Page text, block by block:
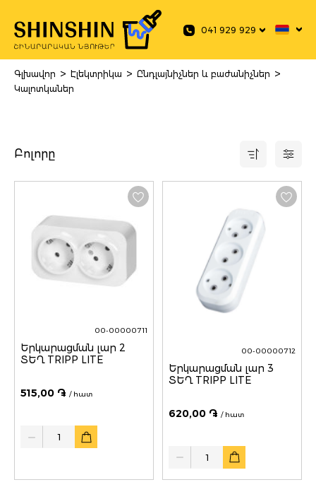
041 929 929
Գլխավոր > Էլեկտրիկա > Ընդլայնիչներ և բաժանիչներ >
Կալոտկաներ
Բոլորը
00-00000711
Երկարացման լար 2
ՏԵՂ TRIPP LITE
515,00 ֏ / հատ
Quantity
00-00000712
Երկարացման լար 3
ՏԵՂ TRIPP LITE
620,00 ֏ / հատ
Quantity